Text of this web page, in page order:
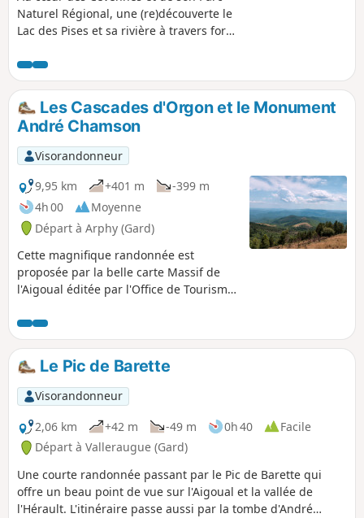
Naturel Régional, une (re)découverte le
Lac des Pises et sa rivière à travers forêt
alternant larges chemins et petits
sentiers. Attention interdiction
temporaire pour cause de travaux. :
Problème de travaux/sécurité au niveau
du barrage ; Voir les commentaires en
bas de cette fiche
Les Cascades d'Orgon et le Monument
André Chamson
Visorandonneur
9,95 km
+401 m
-399 m
4h 00
Moyenne
Départ à Arphy (Gard)
Cette magnifique randonnée est
proposée par la belle carte Massif de
l'Aigoual éditée par l'Office de Tourisme
diversité des forêts traversées, où l'on
passe sans cesse des hêtres aux
chênes, aux sapins et aux épicéas. Les
panoramas au (3) et au Monument
André Chamson sont sublimes.
Le Pic de Barette
Visorandonneur
2,06 km
+42 m -49 m 0h 40
Facile
Départ à Valleraugue (Gard)
Une courte randonnée passant par le Pic de Barette qui
offre un beau point de vue sur l'Aigoual et la vallée de
l'Hérault. L'itinéraire passe aussi par la tombe d'André